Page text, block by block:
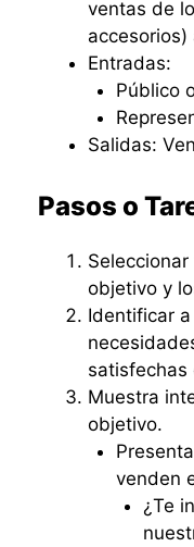
ventas de
Entradas:
Público
Salidas:
Pasos o
objetivo y
Identificar
satisfechas
Muestra
objetivo.
venden
¿Te